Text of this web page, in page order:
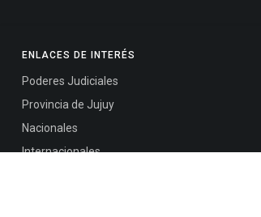
ENLACES DE INTERÉS
Poderes Judiciales
Provincia de Jujuy
Nacionales
Internacionales